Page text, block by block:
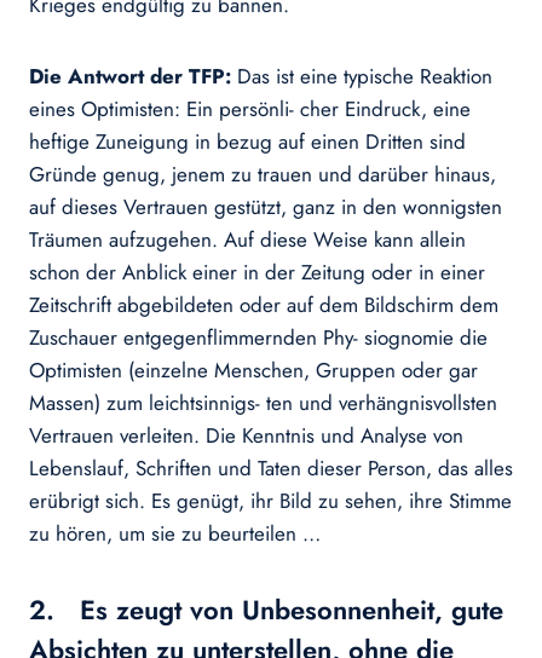
Die Antwort der TFP: Das ist eine typische Reaktion
eines Optimisten: Ein persönli- cher Eindruck, eine
heftige Zuneigung in bezug auf einen Dritten sind
Gründe genug, jenem zu trauen und darüber hinaus,
auf dieses Vertrauen gestützt, ganz in den wonnigsten
Träumen aufzugehen. Auf diese Weise kann allein
schon der Anblick einer in der Zeitung oder in einer
Zeitschrift abgebildeten oder auf dem Bildschirm dem
Zuschauer entgegenflimmernden Phy- siognomie die
Optimisten (einzelne Menschen, Gruppen oder gar
Massen) zum leichtsinnigs- ten und verhängnisvollsten
Vertrauen verleiten. Die Kenntnis und Analyse von
Lebenslauf, Schriften und Taten dieser Person, das alles
erübrigt sich. Es genügt, ihr Bild zu sehen, ihre Stimme
zu hören, um sie zu beurteilen …
2. Es zeugt von Unbesonnenheit, gute
Absichten zu unterstellen, ohne die